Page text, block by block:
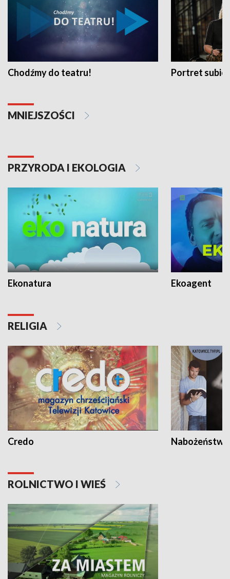
Chodźmy do teatru! Portret
MNIEJSZOŚCI
PRZYRODA I EKOLOGIA
Ekonatura Ekoagent
RELIGIA
Credo
ROLNICTWO I WIEŚ